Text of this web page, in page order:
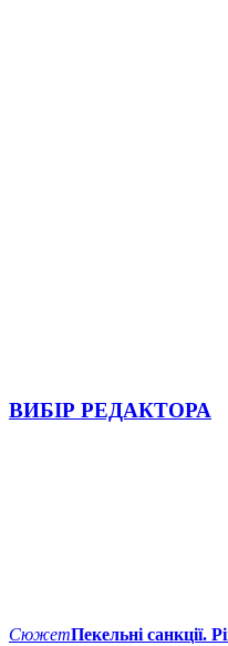
ВИБІР РЕДАКТОРА
СюжетПекельні